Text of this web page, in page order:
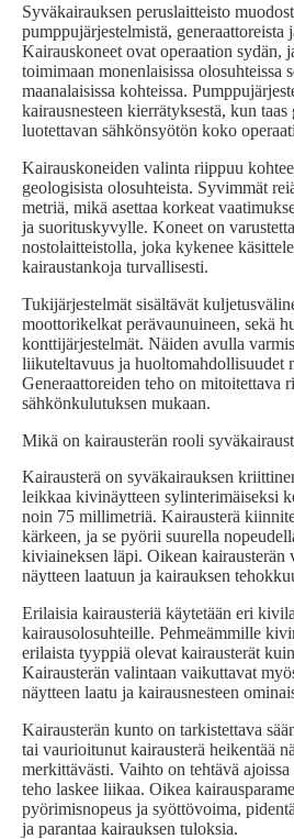
Syväkairauksen peruslaitteisto
pumppujärjestelmistä, generaattoreista
Kairauskoneet ovat operaation sydän,
toimimaan monenlaisissa olosuhteissa
maanalaisissa kohteissa.
kairausnesteen kierrätyksestä, kun
luotettavan sähkönsyötön koko
Kairauskoneiden valinta riippuu
geologisista olosuhteista. Syvimmät
metriä, mikä asettaa korkeat
ja suorituskyvylle. Koneet on
nostolaitteistolla, joka kykenee
kairaustankoja turvallisesti.
Tukijärjestelmät sisältävät
moottorikelkat perävaunuineen, sekä
konttijärjestelmät. Näiden avulla
liikuteltavuus ja huoltomahdollisuudet
Generaattoreiden teho on mitoitettava
sähkönkulutuksen mukaan.
Mikä on kairausterän rooli
Kairausterä on syväkairauksen
leikkaa kivinäytteen sylinterimäiseksi
noin 75 millimetriä. Kairausterä
kärkeen, ja se pyörii suurella
kiviaineksen läpi. Oikean kairausterän
näytteen laatuun ja kairauksen
Erilaisia kairausteriä käytetään eri
kairausolosuhteille. Pehmeämmille
erilaista tyyppiä olevat kairausterät
Kairausterän valintaan vaikuttavat
näytteen laatu ja kairausnesteen
Kairausterän kunto on tarkistettava
tai vaurioitunut kairausterä heikentää
merkittävästi. Vaihto on tehtävä
teho laskee liikaa. Oikea
pyörimisnopeus ja syöttövoima,
ja parantaa kairauksen tuloksia.